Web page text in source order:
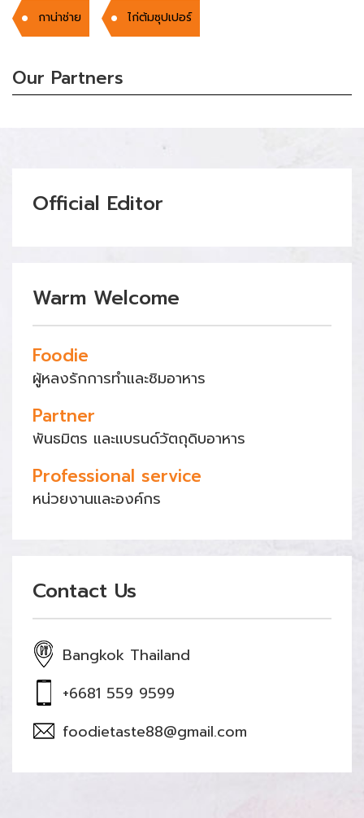
กาน่าช่าย ไก่ต้มซุปเปอร์
Our Partners
Official Editor
Warm Welcome
Foodie
ผู้หลงรักการทำและชิมอาหาร
Partner
พันธมิตร และแบรนด์วัตถุดิบอาหาร
Professional service
หน่วยงานและองค์กร
Contact Us
Bangkok Thailand
+6681 559 9599
foodietaste88@gmail.com